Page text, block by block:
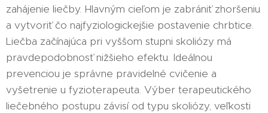
zahájenie liečby. Hlavným cieľom je zabrániť zhoršeniu
a vytvoriť čo najfyziologickejšie postavenie chrbtice.
Liečba začínajúca pri vyššom stupni skoliózy má
pravdepodobnosť nižšieho efektu. Ideálnou
prevenciou je správne pravidelné cvičenie a
vyšetrenie u fyzioterapeuta. Výber terapeutického
liečebného postupu závisí od typu skoliózy, veľkosti